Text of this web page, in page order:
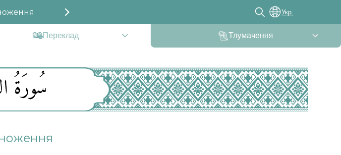
Укр.
Переклад Тлумачення
سُورَةُ